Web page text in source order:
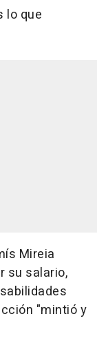
lo que
Mireia
su salario,
"mintió y